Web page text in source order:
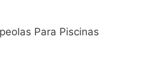
Para Piscinas